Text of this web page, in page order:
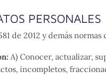
PERSONALES
de 2012 y demás
A) Conocer, actualizar,
incompletos,